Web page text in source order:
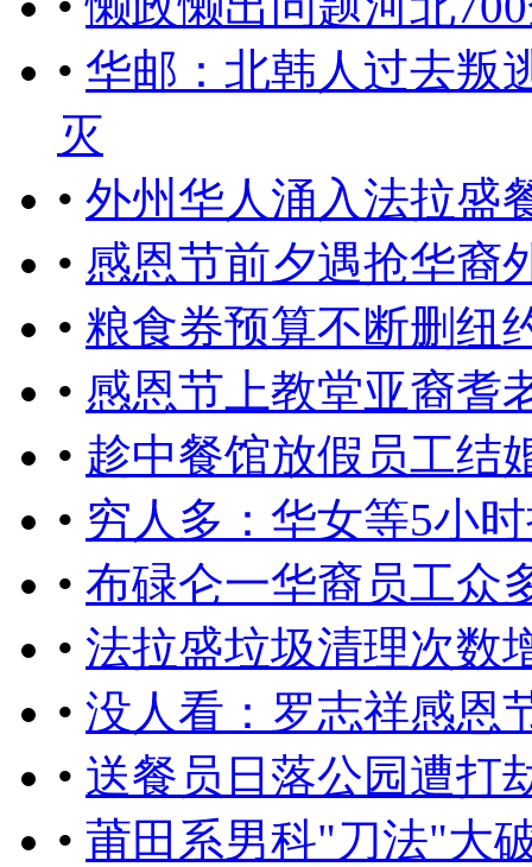
• 华邮：北韩人过去叛
灭
• 外州华人涌入法拉盛
• 感恩节前夕遇抢华裔
• 粮食券预算不断删纽
• 感恩节上教堂亚裔耆
• 趁中餐馆放假员工结
• 穷人多：华女等5小
• 布碌仑一华裔员工众
• 法拉盛垃圾清理次数
• 没人看：罗志祥感恩
• 送餐员日落公园遭打
• 莆田系男科"刀法"大